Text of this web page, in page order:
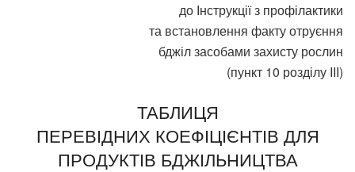
до Інструкції з профілактики
та встановлення факту отруєння
бджіл засобами захисту рослин
(пункт 10 розділу III)
ТАБЛИЦЯ
ПЕРЕВІДНИХ КОЕФІЦІЄНТІВ ДЛЯ
ПРОДУКТІВ БДЖІЛЬНИЦТВА